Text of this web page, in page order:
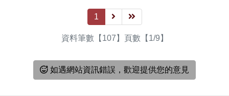
1
下
一
頁
最
後
一
資料筆數【107】頁數【1/9】
如遇網站資訊錯誤，歡迎提供您的意見